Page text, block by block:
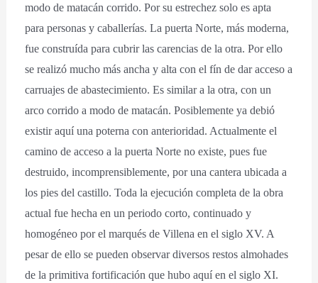
modo de matacán corrido. Por su estrechez solo es apta
para personas y caballerías. La puerta Norte, más moderna,
fue construída para cubrir las carencias de la otra. Por ello
se realizó mucho más ancha y alta con el fín de dar acceso a
carruajes de abastecimiento. Es similar a la otra, con un
arco corrido a modo de matacán. Posiblemente ya debió
existir aquí una poterna con anterioridad. Actualmente el
camino de acceso a la puerta Norte no existe, pues fue
destruido, incomprensiblemente, por una cantera ubicada a
los pies del castillo. Toda la ejecución completa de la obra
actual fue hecha en un periodo corto, continuado y
homogéneo por el marqués de Villena en el siglo XV. A
pesar de ello se pueden observar diversos restos almohades
de la primitiva fortificación que hubo aquí en el siglo XI.